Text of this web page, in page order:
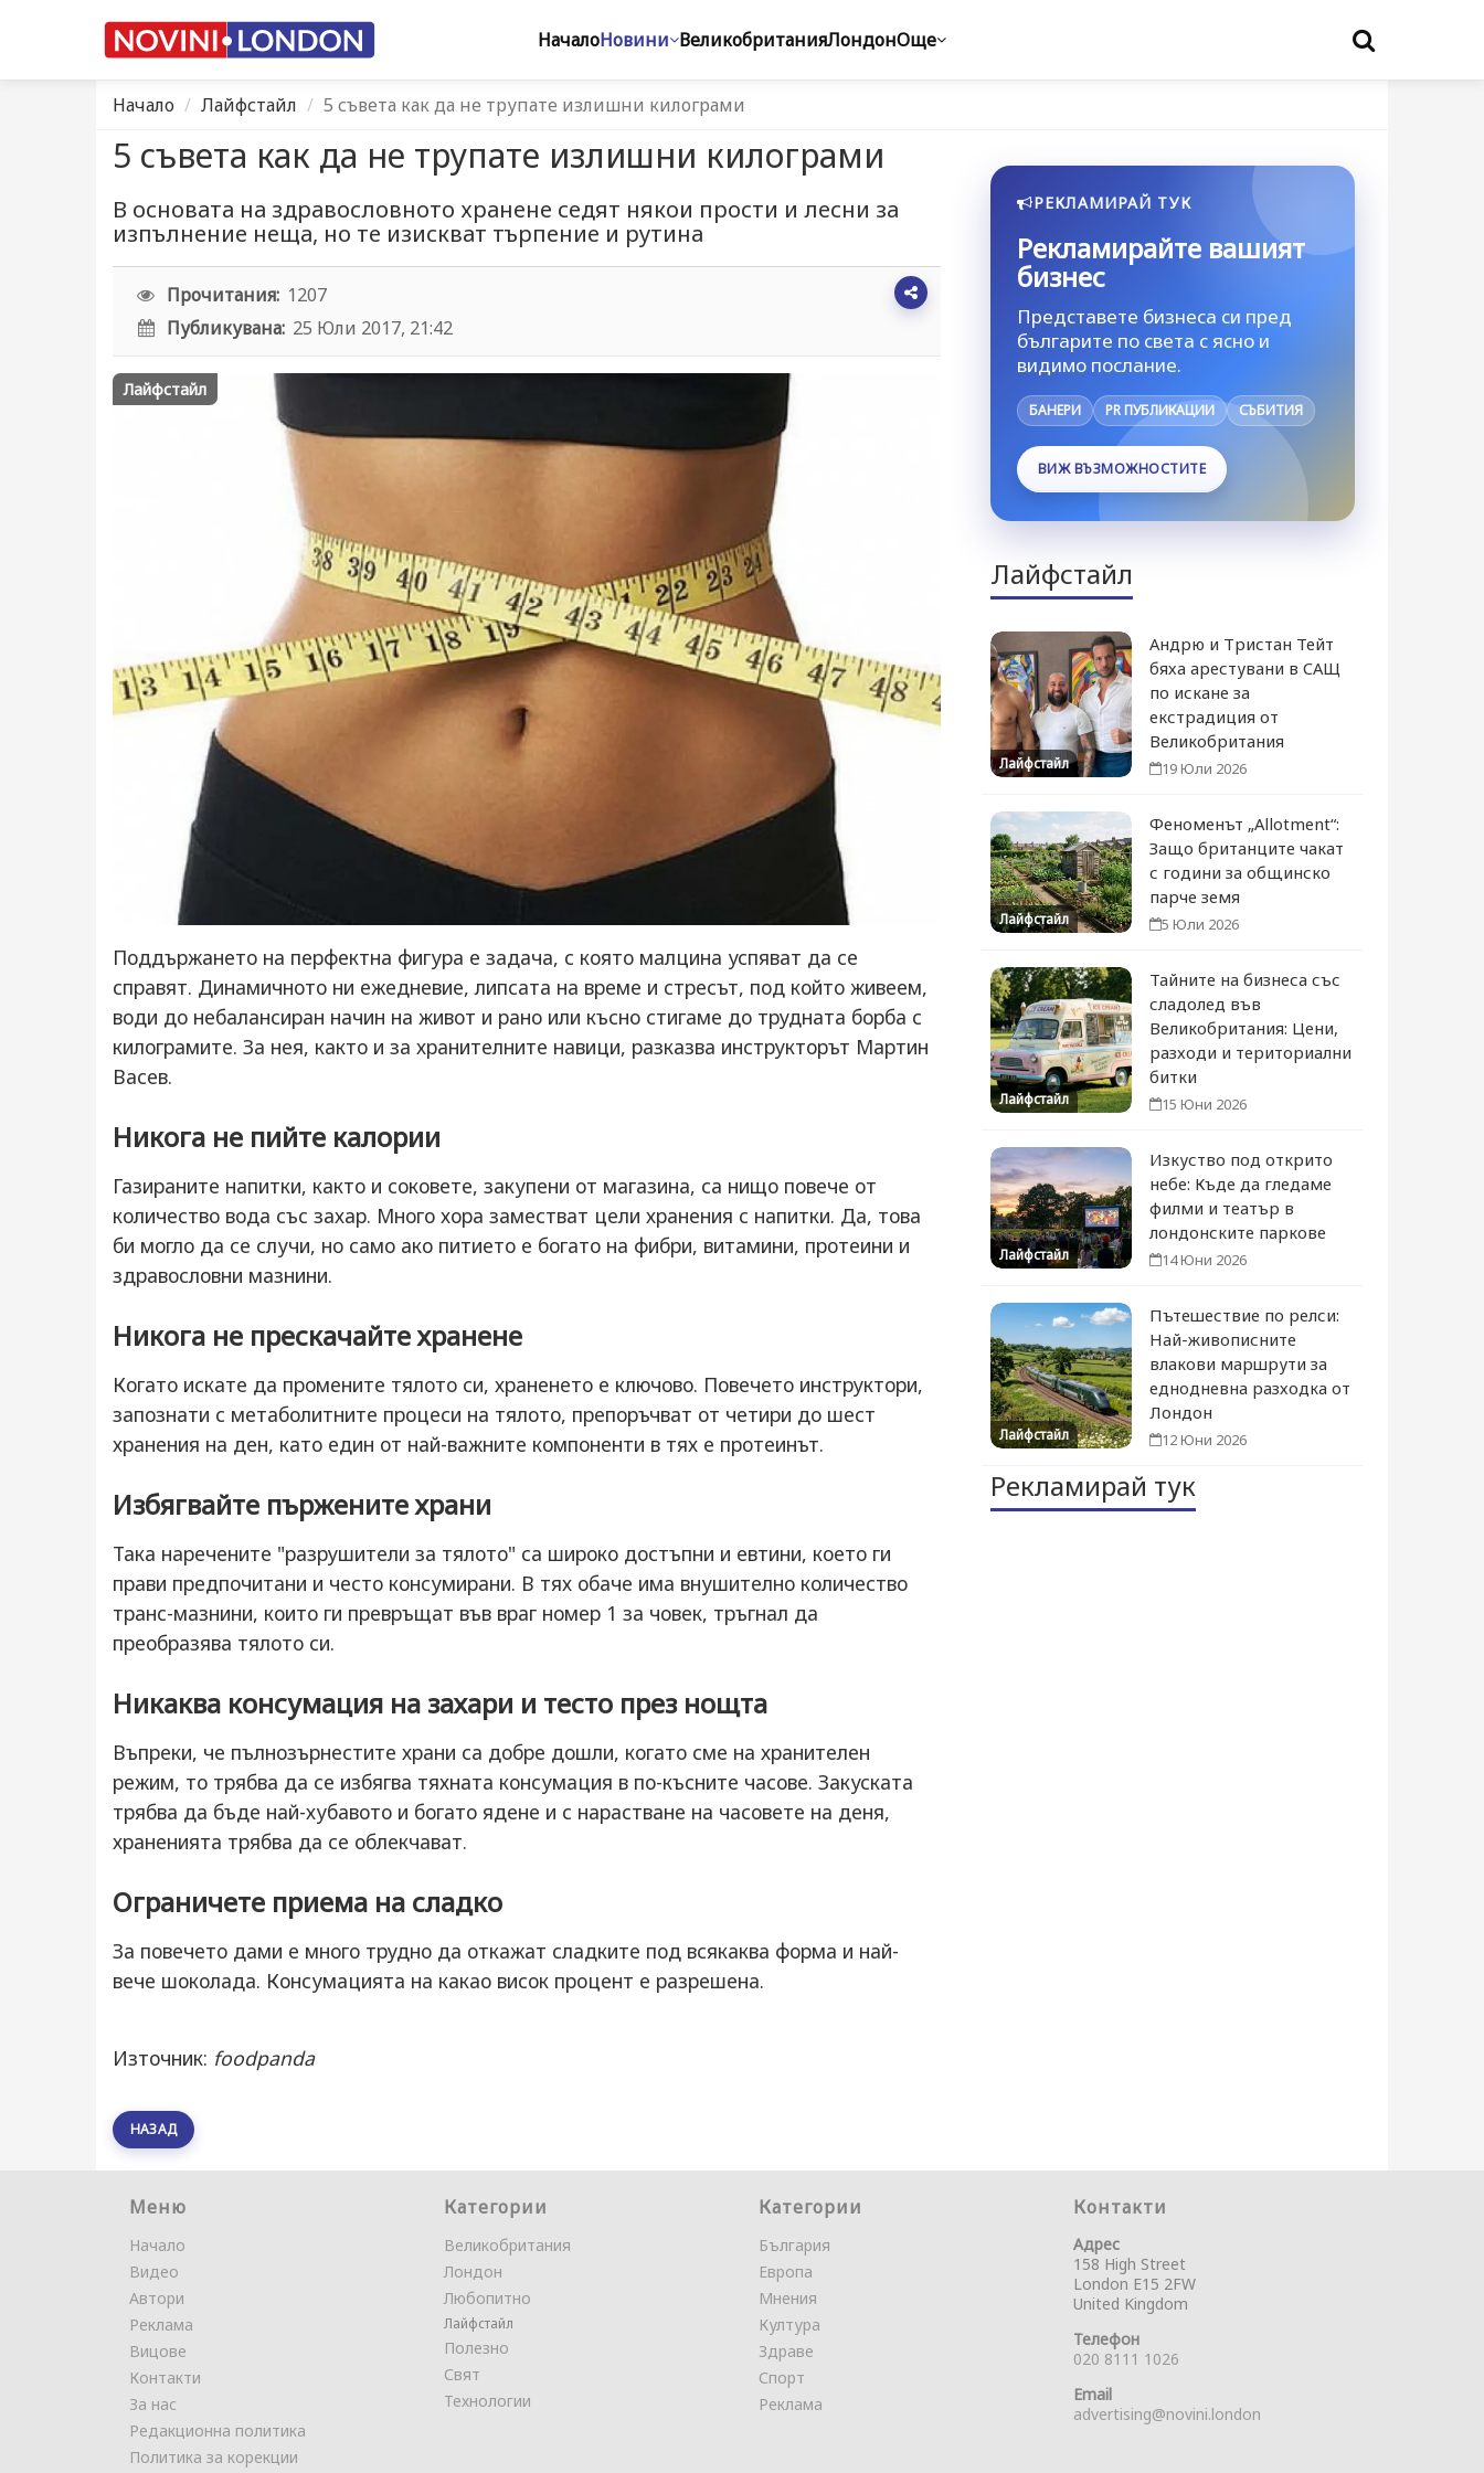
НачалоНовини ВеликобританияЛондонОще
Начало Лайфстайл 5 съвета как да не трупате излишни килограми
5 съвета как да не трупате излишни килограми
В основата на здравословното хранене седят някои прости и лесни за
изпълнение неща, но те изискват търпение и рутина
Прочитания: 1207
Публикувана: 25 Юли 2017, 21:42
Лайфстайл
Поддържането на перфектна фигура е задача, с която малцина успяват да се
справят. Динамичното ни ежедневие, липсата на време и стресът, под който живеем,
води до небалансиран начин на живот и рано или късно стигаме до трудната борба с
килограмите. За нея, както и за хранителните навици, разказва инструкторът Мартин
Васев.
Никога не пийте калории
Газираните напитки, както и соковете, закупени от магазина, са нищо повече от
количество вода със захар. Много хора заместват цели хранения с напитки. Да, това
би могло да се случи, но само ако питието е богато на фибри, витамини, протеини и
здравословни мазнини.
Никога не прескачайте хранене
Когато искате да промените тялото си, храненето е ключово. Повечето инструктори,
запознати с метаболитните процеси на тялото, препоръчват от четири до шест
хранения на ден, като един от най-важните компоненти в тях е протеинът.
Избягвайте пържените храни
Така наречените "разрушители за тялото" са широко достъпни и евтини, което ги
прави предпочитани и често консумирани. В тях обаче има внушително количество
транс-мазнини, които ги превръщат във враг номер 1 за човек, тръгнал да
преобразява тялото си.
Никаква консумация на захари и тесто през нощта
Въпреки, че пълнозърнестите храни са добре дошли, когато сме на хранителен
режим, то трябва да се избягва тяхната консумация в по-късните часове. Закуската
трябва да бъде най-хубавото и богато ядене и с нарастване на часовете на деня,
храненията трябва да се облекчават.
Ограничете приема на сладко
За повечето дами е много трудно да откажат сладките под всякаква форма и най-
вече шоколада. Консумацията на какао висок процент е разрешена.
Източник: foodpanda
НАЗАД
РЕКЛАМИРАЙ ТУК
Рекламирайте вашият
бизнес
Представете бизнеса си пред
българите по света с ясно и
видимо послание.
БАНЕРИ PR ПУБЛИКАЦИИ СЪБИТИЯ
ВИЖ ВЪЗМОЖНОСТИТЕ
Лайфстайл
Лайфстайл
Андрю и Тристан Тейт
бяха арестувани в САЩ
по искане за
екстрадиция от
Великобритания
19 Юли 2026
Лайфстайл
Феноменът „Allotment“:
Защо британците чакат
с години за общинско
парче земя
5 Юли 2026
Лайфстайл
Тайните на бизнеса със
сладолед във
Великобритания: Цени,
разходи и териториални
битки
15 Юни 2026
Лайфстайл
Изкуство под открито
небе: Къде да гледаме
филми и театър в
лондонските паркове
14 Юни 2026
Лайфстайл
Пътешествие по релси:
Най-живописните
влакови маршрути за
еднодневна разходка от
Лондон
12 Юни 2026
Рекламирай тук
Меню
Начало
Видео
Автори
Реклама
Вицове
Контакти
За нас
Редакционна политика
Политика за корекции
Категории
Великобритания
Лондон
Любопитно
Лайфстайл
Полезно
Свят
Технологии
Категории
България
Европа
Мнения
Култура
Здраве
Спорт
Реклама
Контакти
Адрес
158 High Street
London E15 2FW
United Kingdom
Телефон
020 8111 1026
Email
advertising@novini.london